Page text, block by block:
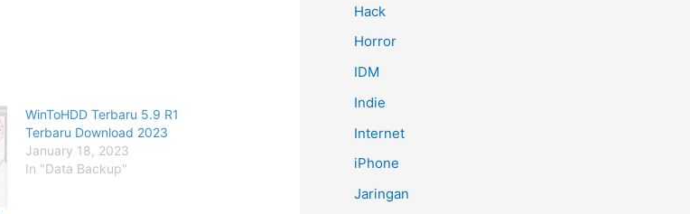
WinToHDD Terbaru 5.9 R1
Terbaru Download 2023
January 18, 2023
In "Data Backup"
Hack
Horror
IDM
Indie
Internet
iPhone
Jaringan